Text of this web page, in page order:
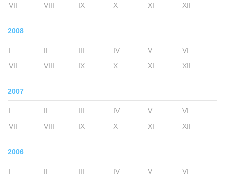
VII
VIII IX X XI XII
2008
I II III IV V
VI
VII
VIII IX X XI XII
2007
I II III IV V
VI
VII
VIII IX X XI XII
2006
I II III IV V
VI